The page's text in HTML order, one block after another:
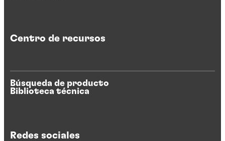
Centro de recursos
Búsqueda de producto
Biblioteca técnica
Redes sociales